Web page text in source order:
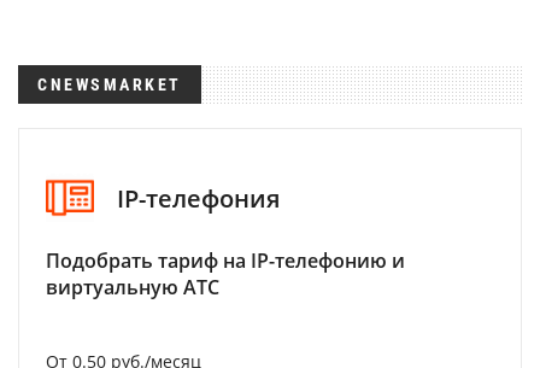
CNEWSMARKET
IP-телефония
Подобрать тариф на IP-телефонию и
виртуальную АТС
От 0.50 руб./месяц